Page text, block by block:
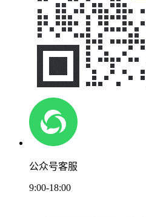
公众号客服
9:00-18:00